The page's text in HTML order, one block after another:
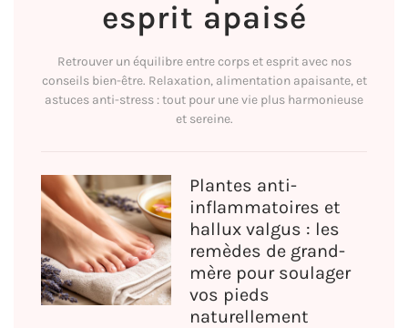
esprit apaisé
Retrouver un équilibre entre corps et esprit avec nos
conseils bien-être. Relaxation, alimentation apaisante, et
astuces anti-stress : tout pour une vie plus harmonieuse
et sereine.
Plantes anti-
inflammatoires et
hallux valgus : les
remèdes de grand-
mère pour soulager
vos pieds
naturellement